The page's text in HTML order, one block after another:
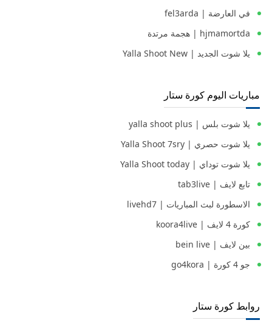
في العارضة | fel3arda
hjmamortda | هجمة مرتدة
يلا شوت الجديد | Yalla Shoot New
مباريات اليوم كورة ستار
يلا شوت بلس | yalla shoot plus
يلا شوت حصري | Yalla Shoot 7sry
يلا شوت توداي | Yalla Shoot today
تابع لايف | tab3live
الاسطورة لبث المباريات | livehd7
كورة 4 لايف | koora4live
بين لايف | bein live
جو 4 كورة | go4kora
روابط كورة ستار